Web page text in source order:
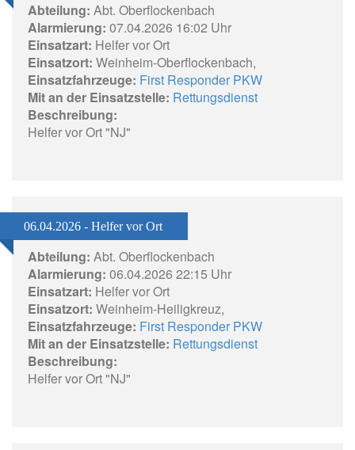
Abteilung: Abt. Oberflockenbach
Alarmierung: 07.04.2026 16:02 Uhr
Einsatzart: Helfer vor Ort
Einsatzort: Weinheim-Oberflockenbach,
Einsatzfahrzeuge: First Responder PKW
Mit an der Einsatzstelle: Rettungsdienst
Beschreibung:
Helfer vor Ort "NJ"
06.04.2026 - Helfer vor Ort
Abteilung: Abt. Oberflockenbach
Alarmierung: 06.04.2026 22:15 Uhr
Einsatzart: Helfer vor Ort
Einsatzort: Weinheim-Heiligkreuz,
Einsatzfahrzeuge: First Responder PKW
Mit an der Einsatzstelle: Rettungsdienst
Beschreibung:
Helfer vor Ort "NJ"